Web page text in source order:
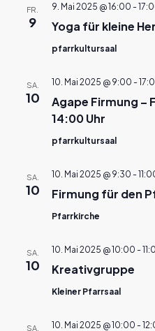
FR.
9 Yoga für kleine
9. Mai 2025 @ 16:00 -
pfarrkultursaal
SA.
10
Agape Firmung –
14:00 Uhr
10. Mai 2025 @ 9:00 -
pfarrkultursaal
SA.
10 Firmung für den
10. Mai 2025 @ 9:30 -
Pfarrkirche
SA.
10 Kreativgruppe
10. Mai 2025 @ 10:00 -
Kleiner Pfarrsaal
SA. 10. Mai 2025 @ 10:00 -